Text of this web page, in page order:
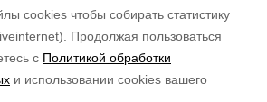
cookies чтобы собирать статистику
Продолжая пользоваться
с Политикой обработки
и использовании cookies вашего
самбисток.